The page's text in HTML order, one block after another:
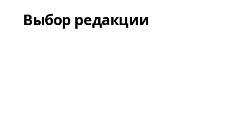
Выбор редакции